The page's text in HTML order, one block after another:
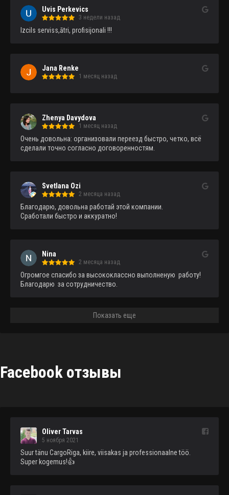
Uvis Perkevics
3 недели назад
Izcils serviss,ātri, profisijonali !!!
Jana Renke
1 месяц назад
Zhenya Davydova
1 месяц назад
Очень довольна: организовали переезд быстро, четко, всё
сделали точно согласно договоренностям.
Svetlana Ozi
2 месяца назад
Благодарю, довольна работай этой компании.
Сработали быстро и аккуратно!
Nina
2 месяца назад
Огромгое спасибо за высококлассно выполненую  работу!
Благодарю  за сотрудничество.
Показать еще
Facebook отзывы
Oliver Tarvas
5 ноября 2021
Suur tänu CargoRiga, kiire, viisakas ja professionaalne töö.
Super kogemus!👍